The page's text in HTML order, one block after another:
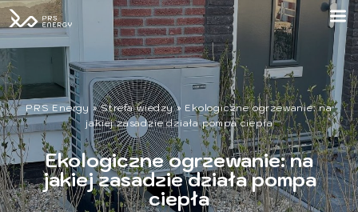
PRS Energy »Strefa wiedzy» Ekologiczne ogrzewanie: na
jakiej zasadzie działa pompa ciepła
Ekologiczne ogrzewanie: na
jakiej zasadzie działa pompa
ciepła